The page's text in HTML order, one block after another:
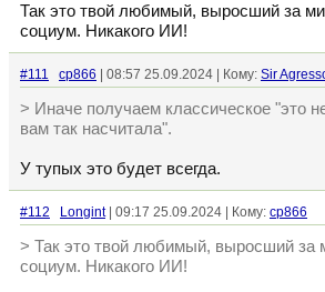
Так это твой любимый, выросший за
социум. Никакого ИИ!
#111 cp866 | 08:57 25.09.2024 | Кому: Sir
> Иначе получаем классическое "это
вам так насчитала".
У тупых это будет всегда.
#112 Longint| 09:17 25.09.2024 | Кому: cp866
> Так это твой любимый, выросший за
социум. Никакого ИИ!